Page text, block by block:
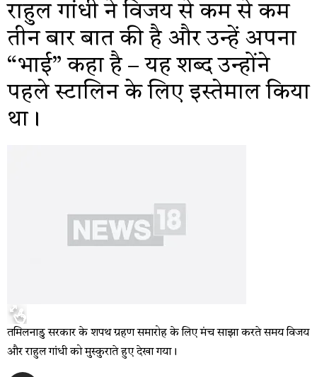
राहुल गांधी ने विजय से कम से कम
तीन बार बात की है और उन्हें अपना
“भाई” कहा है – यह शब्द उन्होंने
पहले स्टालिन के लिए इस्तेमाल किया
था।
तमिलनाडु सरकार के शपथ ग्रहण समारोह के लिए मंच साझा करते समय विजय
और राहुल गांधी को मुस्कुराते हुए देखा गया।